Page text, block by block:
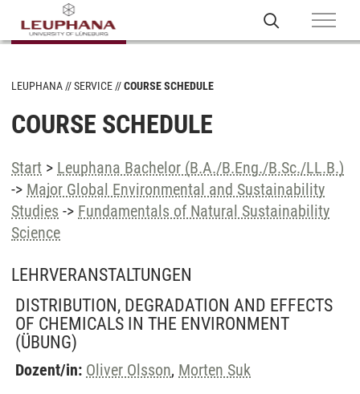
LEUPHANA SERVICE COURSE SCHEDULE
COURSE SCHEDULE
Start > Leuphana Bachelor (B.A./B.Eng./B.Sc./LL.B.)
-> Major Global Environmental and Sustainability
Studies -> Fundamentals of Natural Sustainability
Science
LEHRVERANSTALTUNGEN
DISTRIBUTION, DEGRADATION AND EFFECTS
OF CHEMICALS IN THE ENVIRONMENT
(ÜBUNG)
Dozent/in: Oliver Olsson, Morten Suk